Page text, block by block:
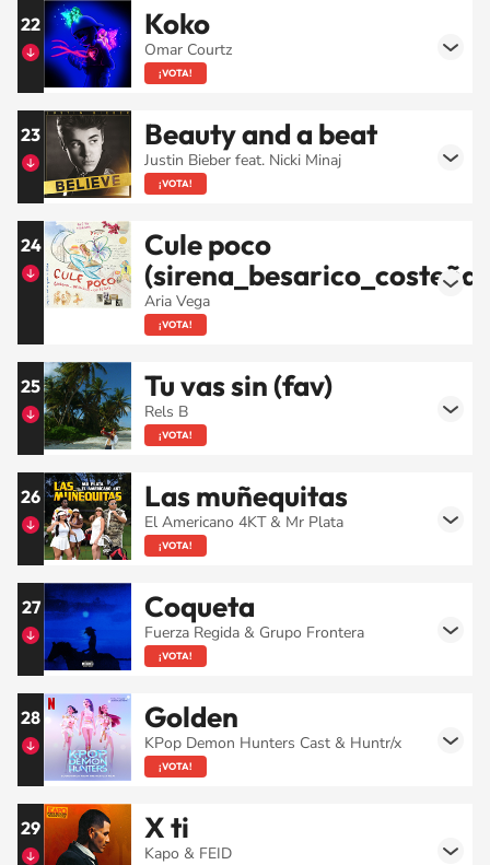
22 Koko
Omar Courtz
¡VOTA!
23 Beauty and a beat
Justin Bieber feat. Nicki Minaj
¡VOTA!
24
Cule poco
(sirena_besarico_costeña)
Aria Vega
¡VOTA!
25 Tu vas sin (fav)
Rels B
¡VOTA!
26 Las muñequitas
El Americano 4KT & Mr Plata
¡VOTA!
27 Coqueta
Fuerza Regida & Grupo Frontera
¡VOTA!
28 Golden
KPop Demon Hunters Cast & Huntr/x
¡VOTA!
29 X ti
Kapo & FEID